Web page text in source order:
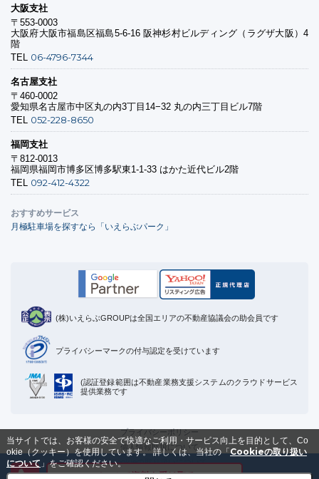
メールで資料を受け取る
大阪支社
〒553-0003
大阪府大阪市福島区福島5-6-16 阪神杉村ビルディング（ラグザ大阪）4
階
TEL 06-4796-7344
名古屋支社
〒460-0002
愛知県名古屋市中区丸の内3丁目14−32 丸の内三丁目ビル7階
TEL 052-228-8650
福岡支社
〒812-0013
福岡県福岡市博多区博多駅東1-1-33 はかた近代ビル2階
TEL 092-412-4322
おすすめサービス
月極駐車場を探すなら「いえらぶパーク」
(株)いえらぶGROUPは全国エリアの不動産協議会の助会員です
プライバシーマークの付与認定を受けています
(認証登録範囲は不動産業務支援システムのクラウドサービス
提供業務です
プライバシーポリシー
個人情報取扱について
Cookieの取り扱いについて
当サイトでは、お客様の安全で快適なご利用・サービス向上を目的として、Co
okie（クッキー）を使用しています。詳しくは、当社の「Cookieの取り扱い
について 」をご確認ください。